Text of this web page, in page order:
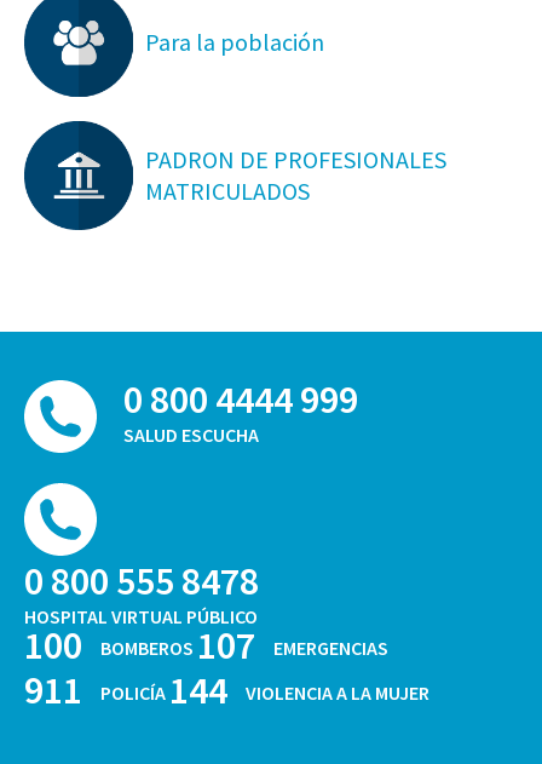
Para la población
PADRON DE PROFESIONALES
MATRICULADOS
0 800 4444 999
SALUD ESCUCHA
0 800 555 8478
HOSPITAL VIRTUAL PÚBLICO
100 BOMBEROS 107 EMERGENCIAS
911 POLICÍA 144 VIOLENCIA A LA MUJER